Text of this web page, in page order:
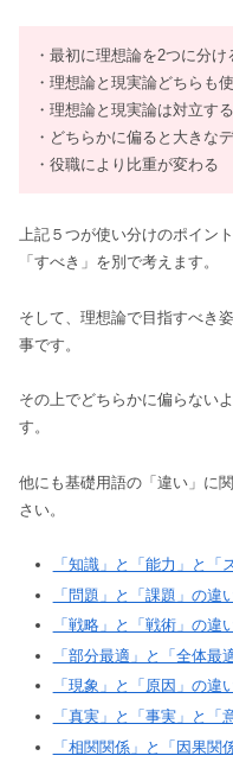
・最初に理想論を2つに分け
・理想論と現実論どちらも
・理想論と現実論は対立す
・どちらかに偏ると大きな
・役職により比重が変わる
上記５つが使い分けのポイン
「すべき」を別で考えます。
そして、理想論で目指すべき
事です。
その上でどちらかに偏らない
す。
他にも基礎用語の「違い」に
さい。
「知識」と「能力」と「
「問題」と「課題」の違
「戦略」と「戦術」の違
「部分最適」と「全体最
「現象」と「原因」の違
「真実」と「事実」と「
「相関関係」と「因果関